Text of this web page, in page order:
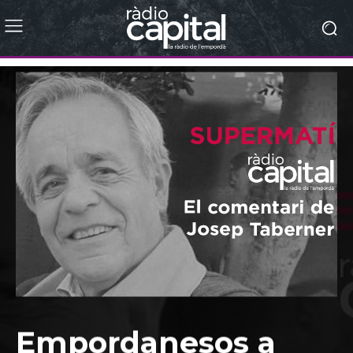
Empordanesos a